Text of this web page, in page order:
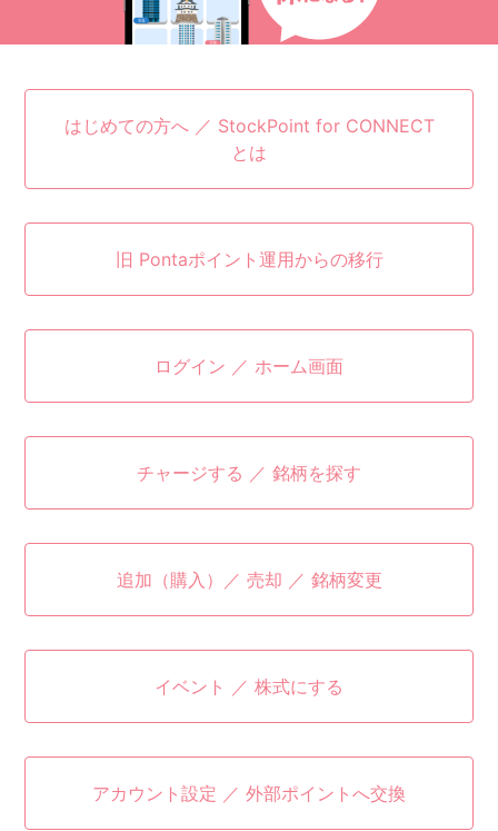
はじめての方へ ／ StockPoint for CONNECT
とは
旧 Pontaポイント運用からの移行
ログイン ／ ホーム画面
チャージする ／ 銘柄を探す
追加（購入）／ 売却 ／ 銘柄変更
イベント ／ 株式にする
アカウント設定 ／ 外部ポイントへ交換